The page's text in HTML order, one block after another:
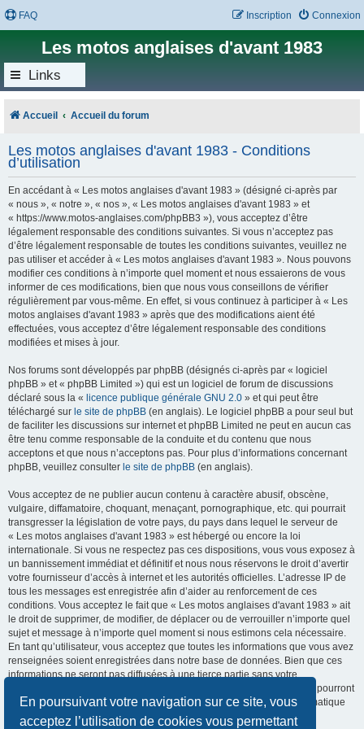
En poursuivant votre navigation sur ce site, vous
acceptez l’utilisation de cookies vous permettant
FAQ Connexion
Inscription
Les motos anglaises d'avant 1983
Links
Accueil Accueil du forum
Les motos anglaises d'avant 1983 - Conditions
d’utilisation
En accédant à « Les motos anglaises d'avant 1983 » (désigné ci-après par
« nous », « notre », « nos », « Les motos anglaises d'avant 1983 » et
« https://www.motos-anglaises.com/phpBB3 »), vous acceptez d’être
légalement responsable des conditions suivantes. Si vous n’acceptez pas
d’être légalement responsable de toutes les conditions suivantes, veuillez ne
pas utiliser et accéder à « Les motos anglaises d'avant 1983 ». Nous pouvons
modifier ces conditions à n’importe quel moment et nous essaierons de vous
informer de ces modifications, bien que nous vous conseillons de vérifier
régulièrement par vous-même. En effet, si vous continuez à participer à « Les
motos anglaises d'avant 1983 » après que des modifications aient été
effectuées, vous acceptez d’être légalement responsable des conditions
modifiées et mises à jour.
Nos forums sont développés par phpBB (désignés ci-après par « logiciel
phpBB » et « phpBB Limited ») qui est un logiciel de forum de discussions
déclaré sous la « licence publique générale GNU 2.0 » et qui peut être
téléchargé sur le site de phpBB (en anglais). Le logiciel phpBB a pour seul but
de faciliter les discussions sur internet et phpBB Limited ne peut en aucun cas
être tenu comme responsable de la conduite et du contenu que nous
acceptons et que nous n’acceptons pas. Pour plus d’informations concernant
phpBB, veuillez consulter le site de phpBB (en anglais).
Vous acceptez de ne publier aucun contenu à caractère abusif, obscène,
vulgaire, diffamatoire, choquant, menaçant, pornographique, etc. qui pourrait
transgresser la législation de votre pays, du pays dans lequel le serveur de
« Les motos anglaises d'avant 1983 » est hébergé ou encore la loi
internationale. Si vous ne respectez pas ces dispositions, vous vous exposez à
un bannissement immédiat et définitif et nous nous réservons le droit d’avertir
votre fournisseur d’accès à internet et les autorités officielles. L’adresse IP de
tous les messages est enregistrée afin d’aider au renforcement de ces
conditions. Vous acceptez le fait que « Les motos anglaises d'avant 1983 » ait
le droit de supprimer, de modifier, de déplacer ou de verrouiller n’importe quel
sujet et message à n’importe quel moment si nous estimons cela nécessaire.
En tant qu’utilisateur, vous acceptez que toutes les informations que vous avez
renseignées soient enregistrées dans notre base de données. Bien que ces
informations ne seront pas diffusées à une tierce partie sans votre
consentement, ni « Les motos anglaises d'avant 1983 », ni phpBB, ne pourront
être tenus comme responsables en cas de tentative de piratage informatique
visant à compromettre vos données.